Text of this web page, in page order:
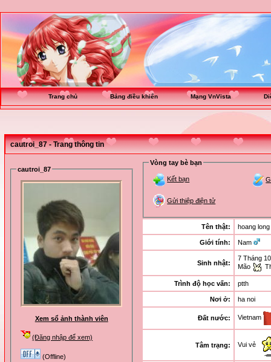
Trang chủ Bảng điều khiển Mạng VnVista
cautroi_87 - Trang thông tin
cautroi_87
Xem sổ ảnh thành viên
(Đăng nhập để xem)
(Offline)
Vòng tay bè bạn
Kết bạn
Gửi thiệp điện tử
Tên thật: hoang long
Giới tính: Nam
Sinh nhật:
7 Tháng
Mão
Trình độ học vấn: ptth
Nơi ở: ha noi
Đất nước: Vietnam
Tâm trạng: Vui vẻ